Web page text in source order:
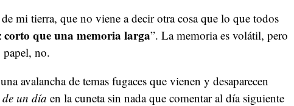
mi tierra, que no viene a decir otra cosa que lo que todos
corto que una memoria larga”. La memoria es volátil, pero
papel, no.
avalancha de temas fugaces que vienen y desaparecen
de un día en la cuneta sin nada que comentar al día siguiente